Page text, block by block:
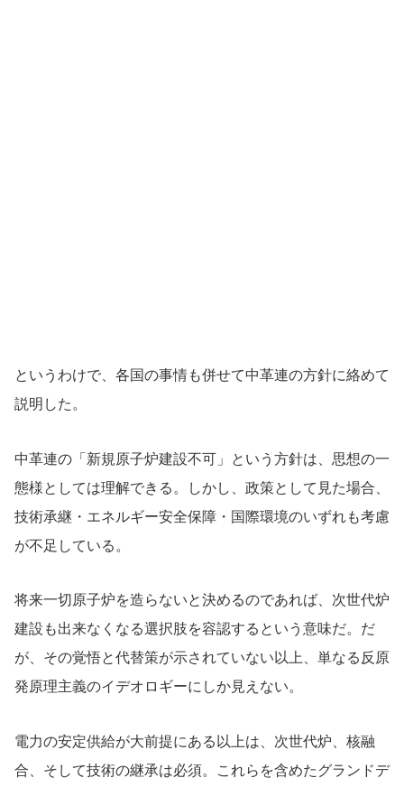
というわけで、各国の事情も併せて中革連の方針に絡めて
説明した。
中革連の「新規原子炉建設不可」という方針は、思想の一
態様としては理解できる。しかし、政策として見た場合、
技術承継・エネルギー安全保障・国際環境のいずれも考慮
が不足している。
将来一切原子炉を造らないと決めるのであれば、次世代炉
建設も出来なくなる選択肢を容認するという意味だ。だ
が、その覚悟と代替策が示されていない以上、単なる反原
発原理主義のイデオロギーにしか見えない。
電力の安定供給が大前提にある以上は、次世代炉、核融
合、そして技術の継承は必須。これらを含めたグランドデ